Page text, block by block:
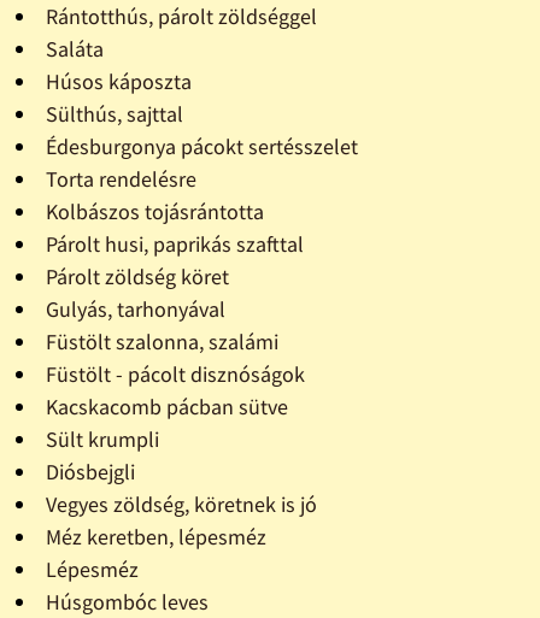
Rántotthús, párolt zöldséggel
Saláta
Húsos káposzta
Sülthús, sajttal
Édesburgonya pácokt sertésszelet
Torta rendelésre
Kolbászos tojásrántotta
Párolt husi, paprikás szafttal
Párolt zöldség köret
Gulyás, tarhonyával
Füstölt szalonna, szalámi
Füstölt - pácolt disznóságok
Kacskacomb pácban sütve
Sült krumpli
Diósbejgli
Vegyes zöldség, köretnek is jó
Méz keretben, lépesméz
Lépesméz
Húsgombóc leves